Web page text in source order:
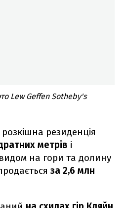
Lew Geffen Sotheby's
розкішна резиденція
метрів і
на гори та долину
за 2,6 млн